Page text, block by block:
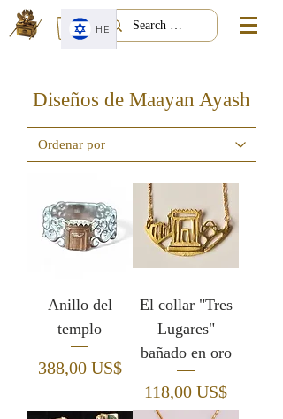
HE
Diseños de Maayan Ayash
Anillo del
templo
Precio
388,00 US$
El collar "Tres
Lugares"
bañado en oro
Precio
118,00 US$